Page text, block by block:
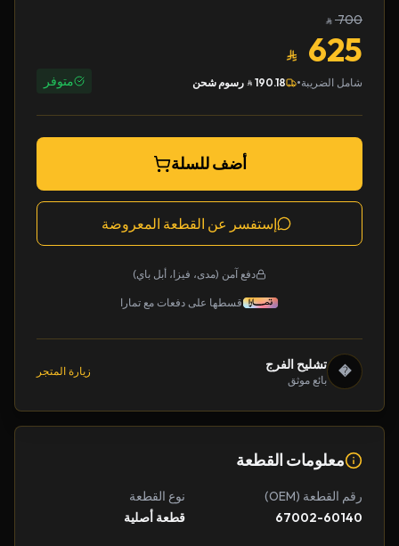
700
625
شامل الضريبة•
190.18 رسوم شحن متوفر
أضف للسلة
إستفسر عن القطعة المعروضة
دفع آمن (مدى، فيزا، أبل باي)
قسطها على دفعات مع تمارا
� تشليح الفرج
بائع موثق
زيارة المتجر
معلومات القطعة
رقم القطعة (OEM)
67002-60140
نوع القطعة
قطعة أصلية